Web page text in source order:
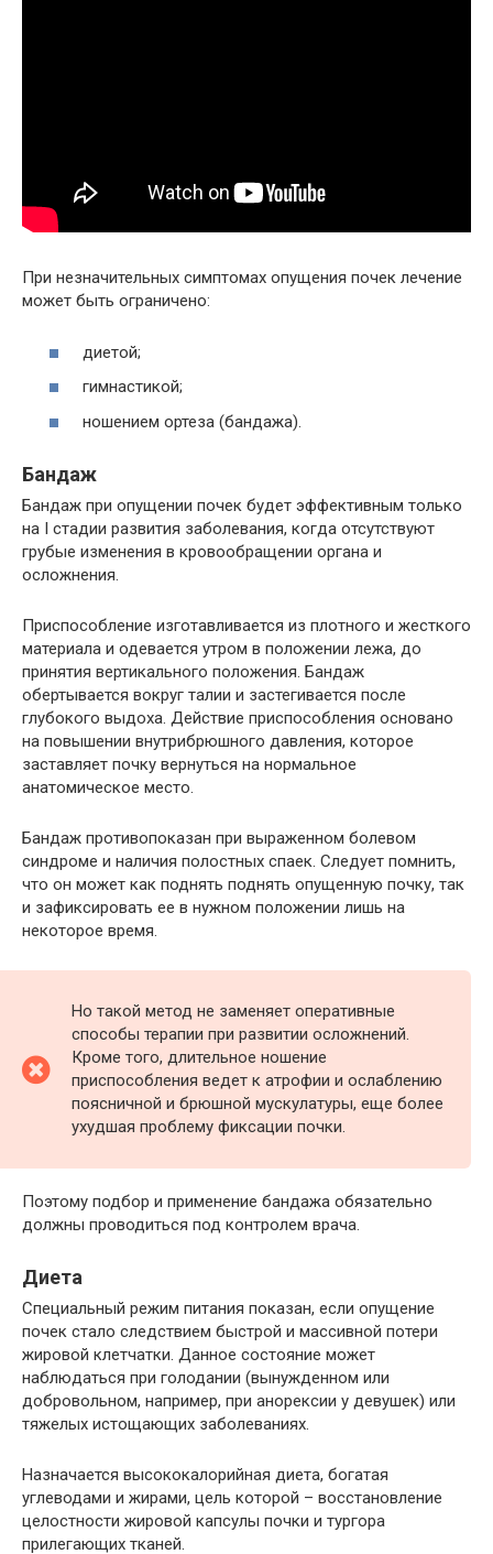
При незначительных симптомах опущения почек лечение
может быть ограничено:
диетой;
гимнастикой;
ношением ортеза (бандажа).
Бандаж
Бандаж при опущении почек будет эффективным только
на I стадии развития заболевания, когда отсутствуют
грубые изменения в кровообращении органа и
осложнения.
Приспособление изготавливается из плотного и жесткого
материала и одевается утром в положении лежа, до
принятия вертикального положения. Бандаж
обертывается вокруг талии и застегивается после
глубокого выдоха. Действие приспособления основано
на повышении внутрибрюшного давления, которое
заставляет почку вернуться на нормальное
анатомическое место.
Бандаж противопоказан при выраженном болевом
синдроме и наличия полостных спаек. Следует помнить,
что он может как поднять поднять опущенную почку, так
и зафиксировать ее в нужном положении лишь на
некоторое время.
Но такой метод не заменяет оперативные
способы терапии при развитии осложнений.
Кроме того, длительное ношение
приспособления ведет к атрофии и ослаблению
поясничной и брюшной мускулатуры, еще более
ухудшая проблему фиксации почки.
Поэтому подбор и применение бандажа обязательно
должны проводиться под контролем врача.
Диета
Специальный режим питания показан, если опущение
почек стало следствием быстрой и массивной потери
жировой клетчатки. Данное состояние может
наблюдаться при голодании (вынужденном или
добровольном, например, при анорексии у девушек) или
тяжелых истощающих заболеваниях.
Назначается высококалорийная диета, богатая
углеводами и жирами, цель которой – восстановление
целостности жировой капсулы почки и тургора
прилегающих тканей.